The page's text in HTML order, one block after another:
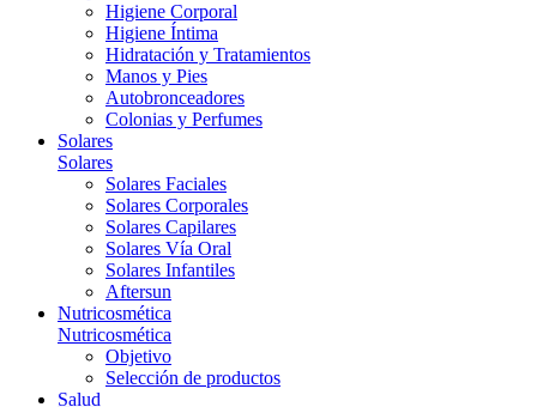
Higiene Corporal
Higiene Íntima
Hidratación y Tratamientos
Manos y Pies
Autobronceadores
Colonias y Perfumes
Solares
Solares
Solares Faciales
Solares Corporales
Solares Capilares
Solares Vía Oral
Solares Infantiles
Aftersun
Nutricosmética
Nutricosmética
Objetivo
Selección de productos
Salud